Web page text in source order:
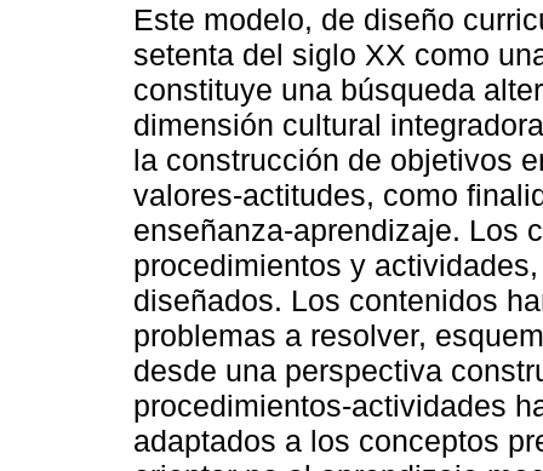
Este modelo, de diseño
setenta del siglo XX como
constituye una búsqueda
dimensión cultural
la construcción de objetivos
valores-actitudes, como
enseñanza-aprendizaje. Los
procedimientos y
diseñados. Los contenidos
problemas a resolver,
desde una perspectiva
procedimientos-actividades
adaptados a los conceptos